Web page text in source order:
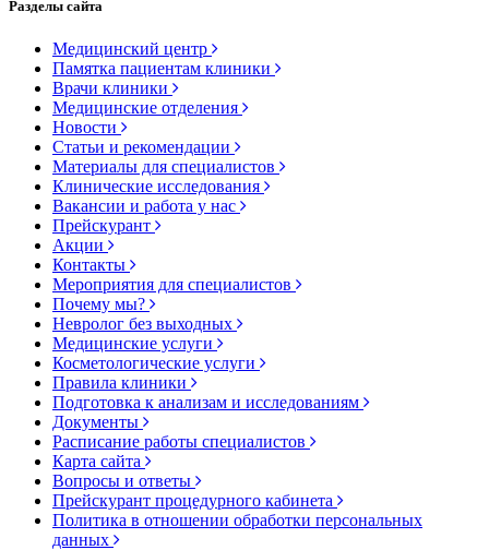
Разделы сайта
Медицинский центр
Памятка пациентам клиники
Врачи клиники
Медицинские отделения
Новости
Статьи и рекомендации
Материалы для специалистов
Клинические исследования
Вакансии и работа у нас
Прейскурант
Акции
Контакты
Мероприятия для специалистов
Почему мы?
Невролог без выходных
Медицинские услуги
Косметологические услуги
Правила клиники
Подготовка к анализам и исследованиям
Документы
Расписание работы специалистов
Карта сайта
Вопросы и ответы
Прейскурант процедурного кабинета
Политика в отношении обработки персональных
данных